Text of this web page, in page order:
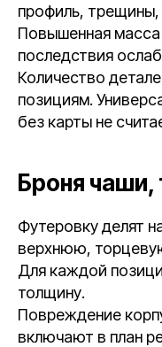
профиль, трещины,
Повышенная
последствия
Количество
позициям.
без карты не
Броня чаши,
Футеровку делят
верхнюю,
Для каждой
толщину.
Повреждение
включают в план